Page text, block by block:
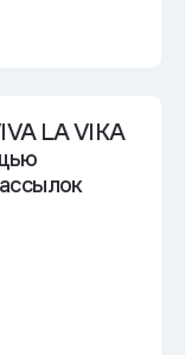
LA VIKA